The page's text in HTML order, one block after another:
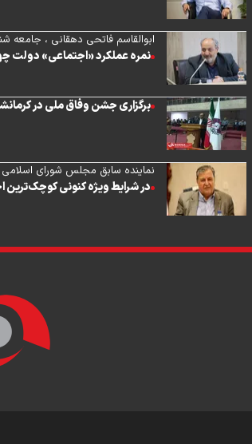
ابوالقاسم فاتحی دهقانی ، جامعه
نمره عملکرد «اجتماعی» دولت
برگزاری جشن وفاق ملی در
نماینده سابق مجلس شورای اسلامی
در شرایط ویژه کنونی کوچک‌ترین